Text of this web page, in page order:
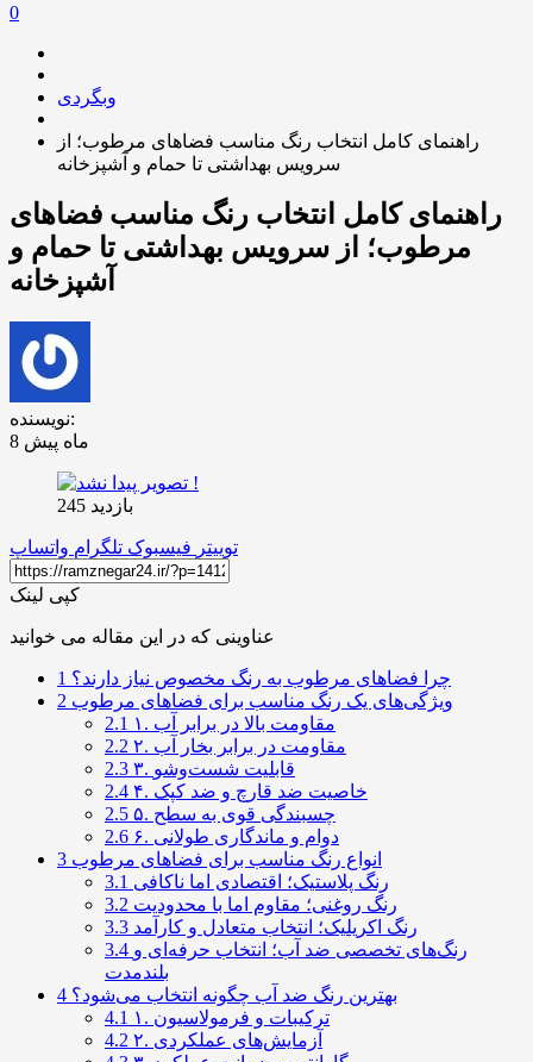
0
وبگردی
راهنمای کامل انتخاب رنگ مناسب فضاهای مرطوب؛ از
سرویس بهداشتی تا حمام و آشپزخانه
راهنمای کامل انتخاب رنگ مناسب فضاهای
مرطوب؛ از سرویس بهداشتی تا حمام و
آشپزخانه
نویسنده:
8 ماه پیش
بازدید 245
توییتر فیسبوک تلگرام واتساپ
کپی لینک
عناوینی که در این مقاله می خوانید
1 چرا فضاهای مرطوب به رنگ مخصوص نیاز دارند؟
2 ویژگی‌های یک رنگ مناسب برای فضاهای مرطوب
2.1
۱. مقاومت بالا در برابر آب
2.2
۲. مقاومت در برابر بخار آب
2.3
۳. قابلیت شست‌وشو
2.4
۴. خاصیت ضد قارچ و ضد کپک
2.5
۵. چسبندگی قوی به سطح
2.6
۶. دوام و ماندگاری طولانی
3 انواع رنگ مناسب برای فضاهای مرطوب
3.1 رنگ پلاستیک؛ اقتصادی اما ناکافی
3.2 رنگ روغنی؛ مقاوم اما با محدودیت
3.3 رنگ اکریلیک؛ انتخاب متعادل و کارآمد
3.4
بلندمدت
4 بهترین رنگ ضد آب چگونه انتخاب می‌شود؟
4.1
۱. ترکیبات و فرمولاسیون
4.2
۲. آزمایش‌های عملکردی